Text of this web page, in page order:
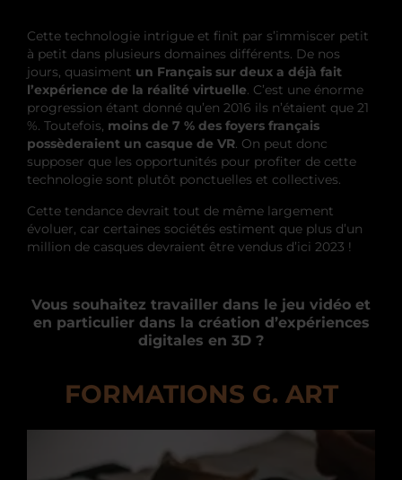
Cette technologie intrigue et finit par s’immiscer petit
à petit dans plusieurs domaines différents. De nos
jours, quasiment un Français sur deux a déjà fait
l’expérience de la réalité virtuelle. C’est une énorme
progression étant donné qu’en 2016 ils n’étaient que 21
%. Toutefois, moins de 7 % des foyers français
possèderaient un casque de VR. On peut donc
supposer que les opportunités pour profiter de cette
technologie sont plutôt ponctuelles et collectives.
Cette tendance devrait tout de même largement
évoluer, car certaines sociétés estiment que plus d’un
million de casques devraient être vendus d’ici 2023 !
Vous souhaitez travailler dans le jeu vidéo et
en particulier dans la création d’expériences
digitales en 3D ?
FORMATIONS G. ART